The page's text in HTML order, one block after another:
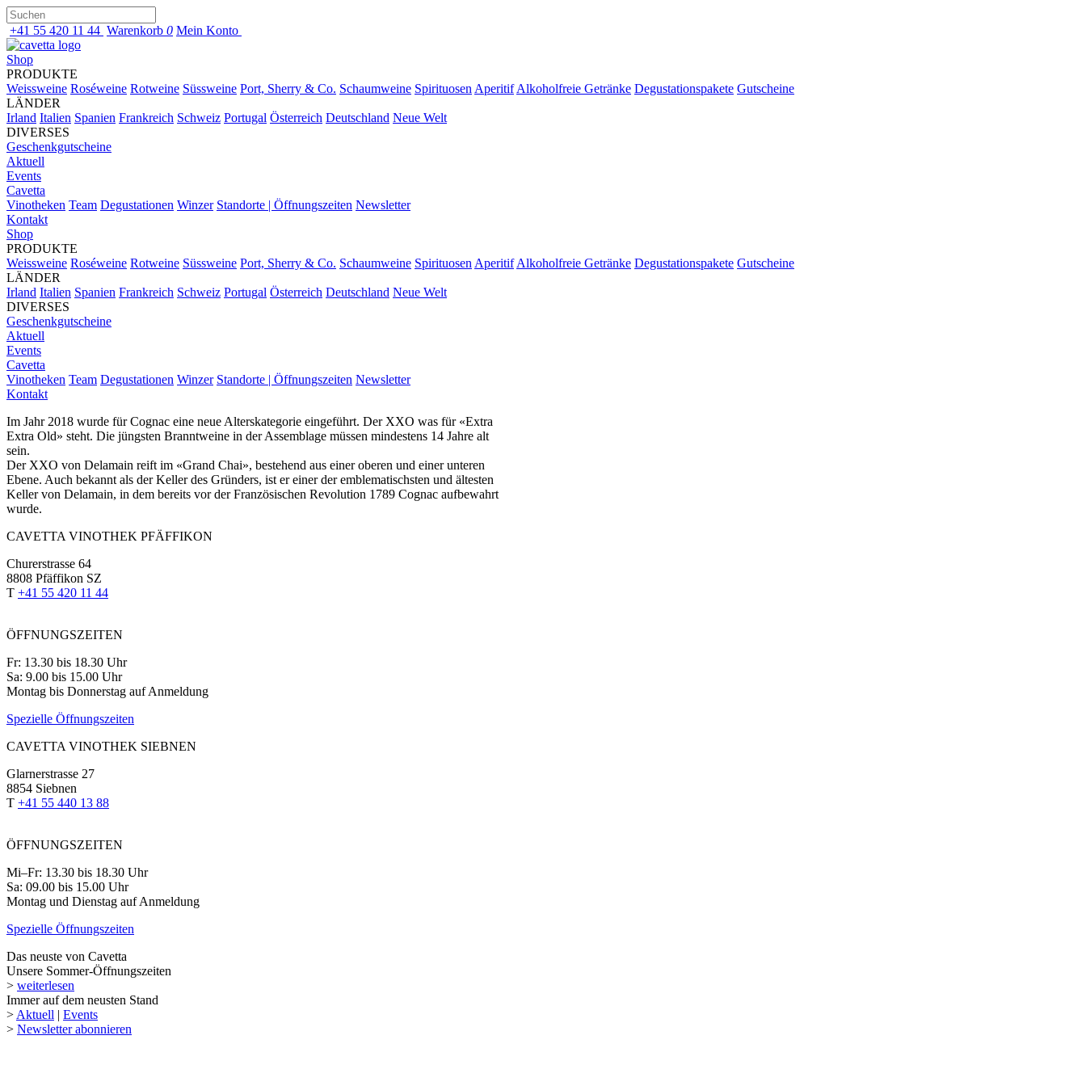
+41 55 420 11 44 Warenkorb 0 Mein Konto
Shop
PRODUKTE
Weissweine Roséweine Rotweine Süssweine Port, Sherry & Co. Schaumweine Spirituosen Aperitif Alkoholfreie Getränke Degustationspakete Gutscheine
LÄNDER
Irland Italien Spanien Frankreich Schweiz Portugal Österreich Deutschland Neue Welt
DIVERSES
Geschenkgutscheine
Aktuell
Events
Cavetta
Vinotheken Team Degustationen Winzer Standorte | Öffnungszeiten Newsletter
Kontakt
Shop
PRODUKTE
Weissweine Roséweine Rotweine Süssweine Port, Sherry & Co. Schaumweine Spirituosen Aperitif Alkoholfreie Getränke Degustationspakete Gutscheine
LÄNDER
Irland Italien Spanien Frankreich Schweiz Portugal Österreich Deutschland Neue Welt
DIVERSES
Geschenkgutscheine
Aktuell
Events
Cavetta
Vinotheken Team Degustationen Winzer Standorte | Öffnungszeiten Newsletter
Kontakt
Im Jahr 2018 wurde für Cognac eine neue Alterskategorie eingeführt. Der XXO was für «Extra
Extra Old» steht. Die jüngsten Branntweine in der Assemblage müssen mindestens 14 Jahre alt
sein.
Der XXO von Delamain reift im «Grand Chai», bestehend aus einer oberen und einer unteren
Ebene. Auch bekannt als der Keller des Gründers, ist er einer der emblematischsten und ältesten
Keller von Delamain, in dem bereits vor der Französischen Revolution 1789 Cognac aufbewahrt
wurde.
CAVETTA VINOTHEK PFÄFFIKON
Churerstrasse 64
8808 Pfäffikon SZ
T +41 55 420 11 44
ÖFFNUNGSZEITEN
Fr: 13.30 bis 18.30 Uhr
Sa: 9.00 bis 15.00 Uhr
Montag bis Donnerstag auf Anmeldung
Spezielle Öffnungszeiten
CAVETTA VINOTHEK SIEBNEN
Glarnerstrasse 27
8854 Siebnen
T +41 55 440 13 88
ÖFFNUNGSZEITEN
Mi–Fr: 13.30 bis 18.30 Uhr
Sa: 09.00 bis 15.00 Uhr
Montag und Dienstag auf Anmeldung
Spezielle Öffnungszeiten
Das neuste von Cavetta
Unsere Sommer-Öffnungszeiten
> weiterlesen
Immer auf dem neusten Stand
> Aktuell | Events
> Newsletter abonnieren